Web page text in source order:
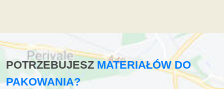
POTRZEBUJESZMATERIAŁÓW DO
PAKOWANIA?